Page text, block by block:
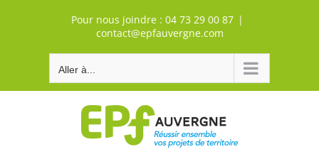
Pour nous joindre : 04 73 29 00 87 |
contact@epfauvergne.com
Aller à...